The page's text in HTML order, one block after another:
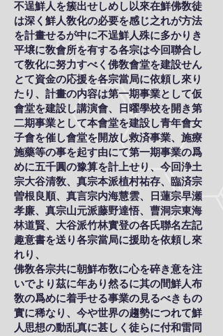
不逞鮮人を簇出せしめし以來在鮮佛敎徒
は深く鮮人敎化の必要を感じ之れが方法
を計畫せるが中に不逞鮮人殊に多かりき
平壌に敎會所を有する各宗は今回聯合し
て敎化に努力すべく佛敎會堂を建設せん
とて資金の応援を各宗當局に依頼し來り
たり、計畫の内容は第一期事業として仮
會堂を建設し講演會、日曜學校を開き第
二期事業として本會堂を建設し青年會女
子會を催し會堂を開放し救済事業、施療
施藥等の事を起す由にて第一期事業の爲
めに五千圓の豫算を計上せり、今回浄土
宗大谷清敎、真宗本派植村祐存、臨済宗
曽根良順、真言宗内海慧雲、日蓮宗早瀬
孝廉、真宗山元派藤野達悟、曹洞宗東海
林道賢、大谷派竹林實登の各氏聯名左記
趣意書を送り各宗當局に援助を依頼し來
れり、
佛敎各宗共に朝鮮布敎に心を碎き意を注
いでより茲に年あり然るに其の間鮮人布
敎の爲めに着手せる事業の見るべきもの
實に稀なり、今や世界の趨勢につれて鮮
人思想の動乱真に甚しく徒らに付和雷同